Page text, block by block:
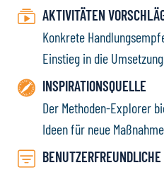
AKTIVITÄTEN
Konkrete
Einstieg in die
INSPIRATIONSQUELLE
Der Methoden-Explorer
Ideen für neue